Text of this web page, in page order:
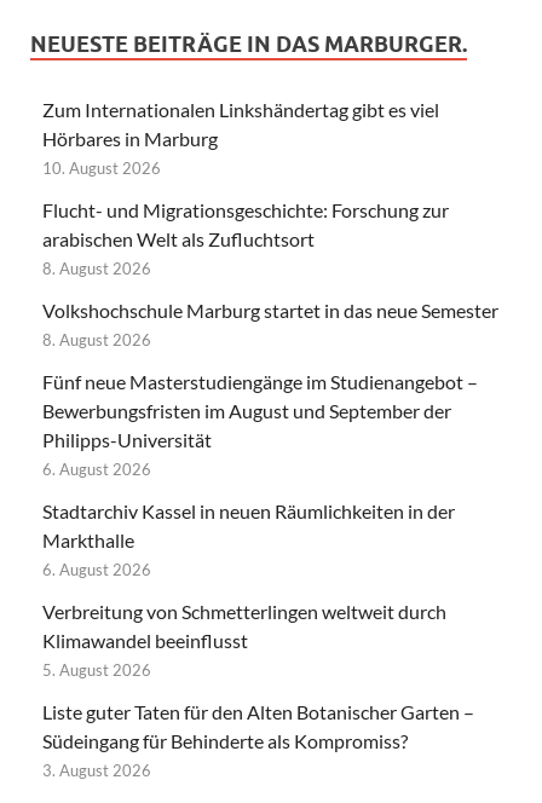
NEUESTE BEITRÄGE IN DAS MARBURGER.
Zum Internationalen Linkshändertag gibt es viel
Hörbares in Marburg
10. August 2026
Flucht- und Migrationsgeschichte: Forschung zur
arabischen Welt als Zufluchtsort
8. August 2026
Volkshochschule Marburg startet in das neue Semester
8. August 2026
Fünf neue Masterstudiengänge im Studienangebot –
Bewerbungsfristen im August und September der
Philipps-Universität
6. August 2026
Stadtarchiv Kassel in neuen Räumlichkeiten in der
Markthalle
6. August 2026
Verbreitung von Schmetterlingen weltweit durch
Klimawandel beeinflusst
5. August 2026
Liste guter Taten für den Alten Botanischer Garten –
Südeingang für Behinderte als Kompromiss?
3. August 2026